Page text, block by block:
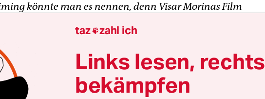
könnte man es nennen, denn Visar Morinas Film
, Rassismus, Mobbing,
Bei dem renommierten Sundance Festival und der
er mit großem Erfolg, nun kommt „Exil“ ins Kino.
Sie stammen ausdem Kosovound leben seit gut
taz zahl ich
Links lesen, rechts
bekämpfen